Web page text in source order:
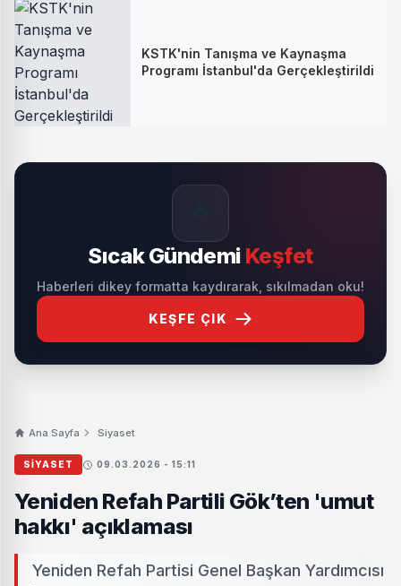
KSTK'nin Tanışma ve Kaynaşma
Programı İstanbul'da Gerçekleştirildi
Sıcak Gündemi Keşfet
Haberleri dikey formatta kaydırarak, sıkılmadan oku!
KEŞFE ÇIK
Ana Sayfa Siyaset
SIYASET 09.03.2026 - 15:11
Yeniden Refah Partili Gök’ten 'umut
hakkı' açıklaması
Yeniden Refah Partisi Genel Başkan Yardımcısı